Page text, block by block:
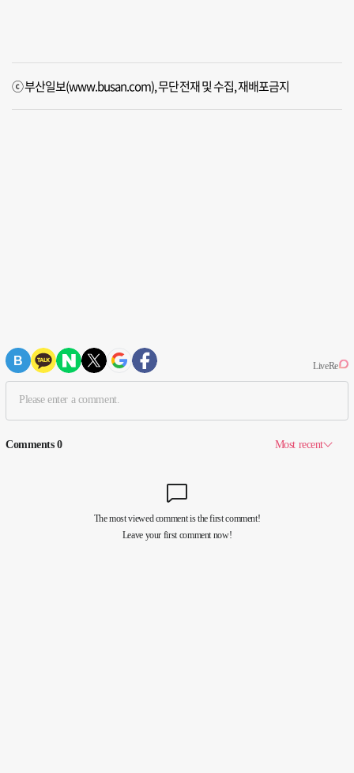
ⓒ 부산일보(www.busan.com), 무단전재 및 수집, 재배포금지